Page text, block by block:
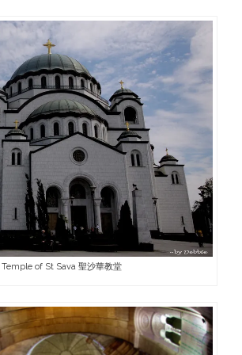
Temple of St Sava 聖沙華教堂